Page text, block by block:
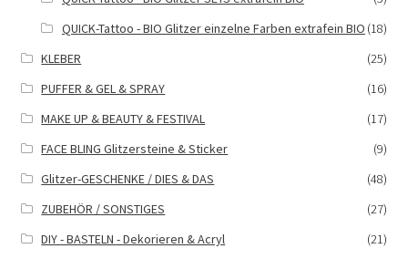
QUICK-Tattoo - BIO Glitzer einzelne Farben extrafein BIO (18)
KLEBER
(25)
PUFFER & GEL & SPRAY
(16)
MAKE UP & BEAUTY & FESTIVAL
(17)
FACE BLING Glitzersteine & Sticker
(9)
Glitzer-GESCHENKE / DIES & DAS
(48)
ZUBEHÖR / SONSTIGES
(27)
DIY - BASTELN - Dekorieren & Acryl
(21)